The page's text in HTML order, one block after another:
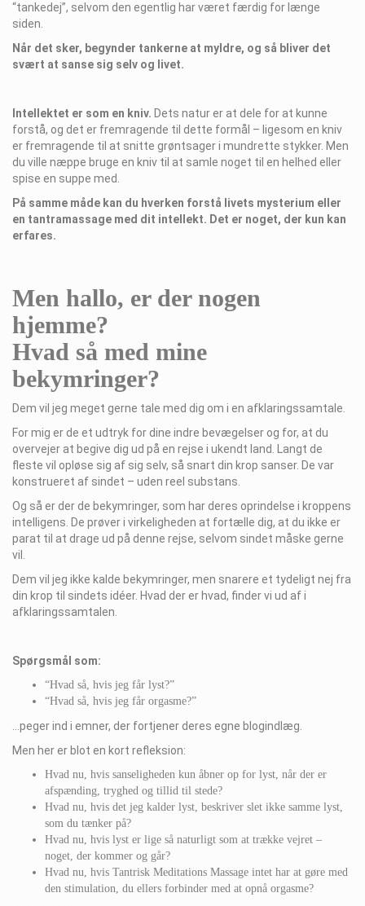
“tankedej”, selvom den egentlig har været færdig for længe
siden.
Når det sker, begynder tankerne at myldre, og så bliver det
svært at sanse sig selv og livet.
Intellektet er som en kniv. Dets natur er at dele for at kunne
forstå, og det er fremragende til dette formål – ligesom en kniv
er fremragende til at snitte grøntsager i mundrette stykker. Men
du ville næppe bruge en kniv til at samle noget til en helhed eller
spise en suppe med.
På samme måde kan du hverken forstå livets mysterium eller
en tantramassage med dit intellekt. Det er noget, der kun kan
erfares.
Men hallo, er der nogen
hjemme?
Hvad så med mine
bekymringer?
Dem vil jeg meget gerne tale med dig om i en afklaringssamtale.
For mig er de et udtryk for dine indre bevægelser og for, at du
overvejer at begive dig ud på en rejse i ukendt land. Langt de
fleste vil opløse sig af sig selv, så snart din krop sanser. De var
konstrueret af sindet – uden reel substans.
Og så er der de bekymringer, som har deres oprindelse i kroppens
intelligens. De prøver i virkeligheden at fortælle dig, at du ikke er
parat til at drage ud på denne rejse, selvom sindet måske gerne
vil.
Dem vil jeg ikke kalde bekymringer, men snarere et tydeligt nej fra
din krop til sindets idéer. Hvad der er hvad, finder vi ud af i
afklaringssamtalen.
Spørgsmål som:
“Hvad så, hvis jeg får lyst?”
“Hvad så, hvis jeg får orgasme?”
…peger ind i emner, der fortjener deres egne blogindlæg.
Men her er blot en kort refleksion:
Hvad nu, hvis sanseligheden kun åbner op for lyst, når der er
afspænding, tryghed og tillid til stede?
Hvad nu, hvis det jeg kalder lyst, beskriver slet ikke samme lyst,
som du tænker på?
Hvad nu, hvis lyst er lige så naturligt som at trække vejret –
noget, der kommer og går?
Hvad nu, hvis Tantrisk Meditations Massage intet har at gøre med
den stimulation, du ellers forbinder med at opnå orgasme?